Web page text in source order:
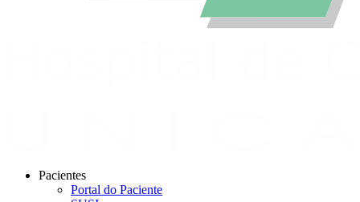
Pacientes
Portal do Paciente